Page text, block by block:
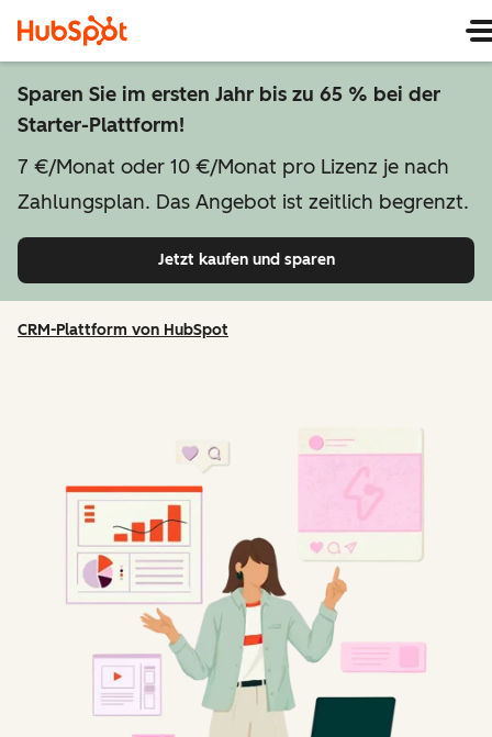
Sparen Sie im ersten Jahr bis zu 65 % bei der
Starter-Plattform!
7 €/Monat oder 10 €/Monat pro Lizenz je nach
Zahlungsplan. Das Angebot ist zeitlich begrenzt.
Jetzt kaufen und sparen
CRM-Plattform von HubSpot